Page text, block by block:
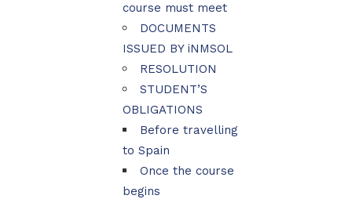
course must meet
DOCUMENTS
ISSUED BY iNMSOL
RESOLUTION
STUDENT’S
OBLIGATIONS
Before travelling
to Spain
Once the course
begins